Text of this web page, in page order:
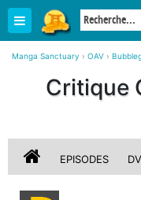
Manga Sanctuary › OAV ›
Critique
EPISODES